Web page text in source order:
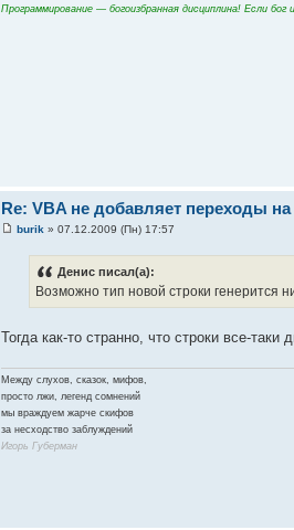
Программирование — богоизбранная дисциплина! Если
Re: VBA не добавляет переходы
burik » 07.12.2009 (Пн) 17:57
Денис писал(а):
Возможно тип новой строки генерится
Тогда как-то странно, что строки все-таки
Между слухов, сказок, мифов,
просто лжи, легенд сомнений
мы враждуем жарче скифов
за несходство заблуждений
Игорь Губерман